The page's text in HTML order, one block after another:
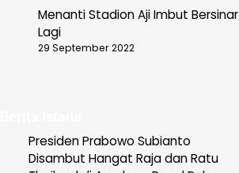
Menanti Stadion Aji Imbut Bersinar
Lagi
29 September 2022
Presiden Prabowo Subianto
Disambut Hangat Raja dan Ratu